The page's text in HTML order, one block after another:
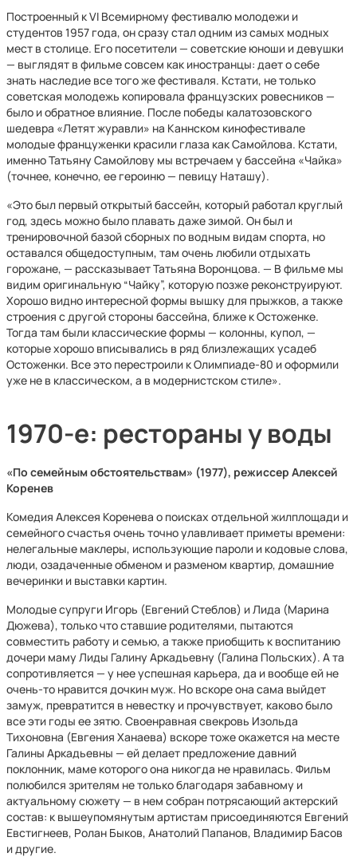
Построенный к VI Всемирному фестивалю молодежи и
студентов 1957 года, он сразу стал одним из самых модных
мест в столице. Его посетители — советские юноши и девушки
— выглядят в фильме совсем как иностранцы: дает о себе
знать наследие все того же фестиваля. Кстати, не только
советская молодежь копировала французских ровесников —
было и обратное влияние. После победы калатозовского
шедевра «Летят журавли» на Каннском кинофестивале
молодые француженки красили глаза как Самойлова. Кстати,
именно Татьяну Самойлову мы встречаем у бассейна «Чайка»
(точнее, конечно, ее героиню — певицу Наташу).
«Это был первый открытый бассейн, который работал круглый
год, здесь можно было плавать даже зимой. Он был и
тренировочной базой сборных по водным видам спорта, но
оставался общедоступным, там очень любили отдыхать
горожане, — рассказывает Татьяна Воронцова. — В фильме мы
видим оригинальную “Чайку”, которую позже реконструируют.
Хорошо видно интересной формы вышку для прыжков, а также
строения с другой стороны бассейна, ближе к Остоженке.
Тогда там были классические формы — колонны, купол, —
которые хорошо вписывались в ряд близлежащих усадеб
Остоженки. Все это перестроили к Олимпиаде-80 и оформили
уже не в классическом, а в модернистском стиле».
1970-е: рестораны у воды
«По семейным обстоятельствам» (1977), режиссер Алексей
Коренев
Комедия Алексея Коренева о поисках отдельной жилплощади и
семейного счастья очень точно улавливает приметы времени:
нелегальные маклеры, использующие пароли и кодовые слова,
люди, озадаченные обменом и разменом квартир, домашние
вечеринки и выставки картин.
Молодые супруги Игорь (Евгений Стеблов) и Лида (Марина
Дюжева), только что ставшие родителями, пытаются
совместить работу и семью, а также приобщить к воспитанию
дочери маму Лиды Галину Аркадьевну (Галина Польских). А та
сопротивляется — у нее успешная карьера, да и вообще ей не
очень-то нравится дочкин муж. Но вскоре она сама выйдет
замуж, превратится в невестку и прочувствует, каково было
все эти годы ее зятю. Своенравная свекровь Изольда
Тихоновна (Евгения Ханаева) вскоре тоже окажется на месте
Галины Аркадьевны — ей делает предложение давний
поклонник, маме которого она никогда не нравилась. Фильм
полюбился зрителям не только благодаря забавному и
актуальному сюжету — в нем собран потрясающий актерский
состав: к вышеупомянутым артистам присоединяются Евгений
Евстигнеев, Ролан Быков, Анатолий Папанов, Владимир Басов
и другие.